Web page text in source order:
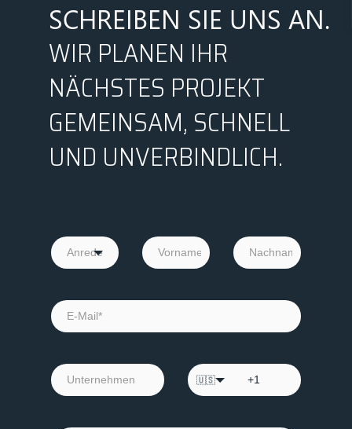
SCHREIBEN SIE UNS AN.
WIR PLANEN IHR
NÄCHSTES PROJEKT
GEMEINSAM, SCHNELL
UND UNVERBINDLICH.
🇺🇸